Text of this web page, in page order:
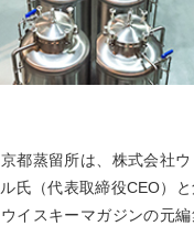
都蒸留所は、株式会社
氏（代表取締役CEO）
イスキーマガジンの元編